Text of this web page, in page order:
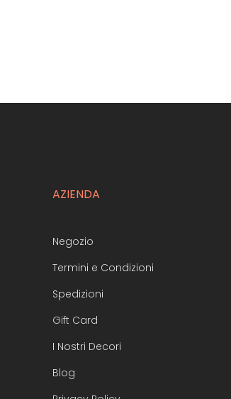
AZIENDA
Negozio
Termini e Condizioni
Spedizioni
Gift Card
I Nostri Decori
Blog